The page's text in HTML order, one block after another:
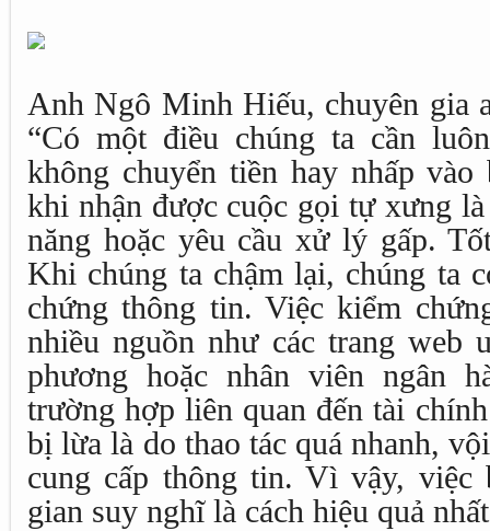
Anh Ngô Minh Hiếu, chuyên gia
“Có một điều chúng ta cần
không chuyển tiền hay nhấp
khi nhận được cuộc gọi tự xưng
năng hoặc yêu cầu xử lý gấp.
Khi chúng ta chậm lại, chúng ta
chứng thông tin. Việc kiểm
nhiều nguồn như các trang web
phương hoặc nhân viên ngân
trường hợp liên quan đến tài
bị lừa là do thao tác quá nhanh,
cung cấp thông tin. Vì vậy, việc
gian suy nghĩ là cách hiệu quả